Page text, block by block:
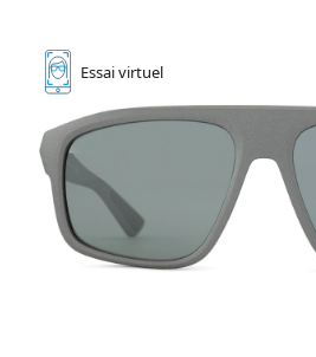
Essaivirtuel